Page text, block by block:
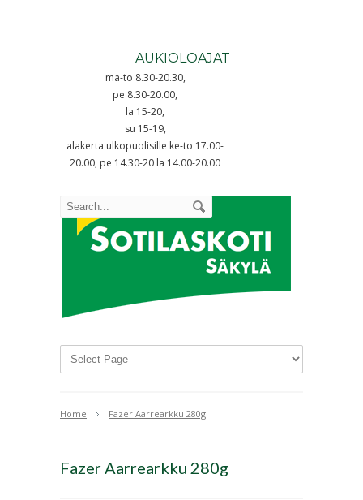
AUKIOLOAJAT
ma-to 8.30-20.30,
pe 8.30-20.00,
la 15-20,
su 15-19,
alakerta ulkopuolisille ke-to 17.00-
20.00, pe 14.30-20 la 14.00-20.00
Home Fazer Aarrearkku 280g
Fazer Aarrearkku 280g